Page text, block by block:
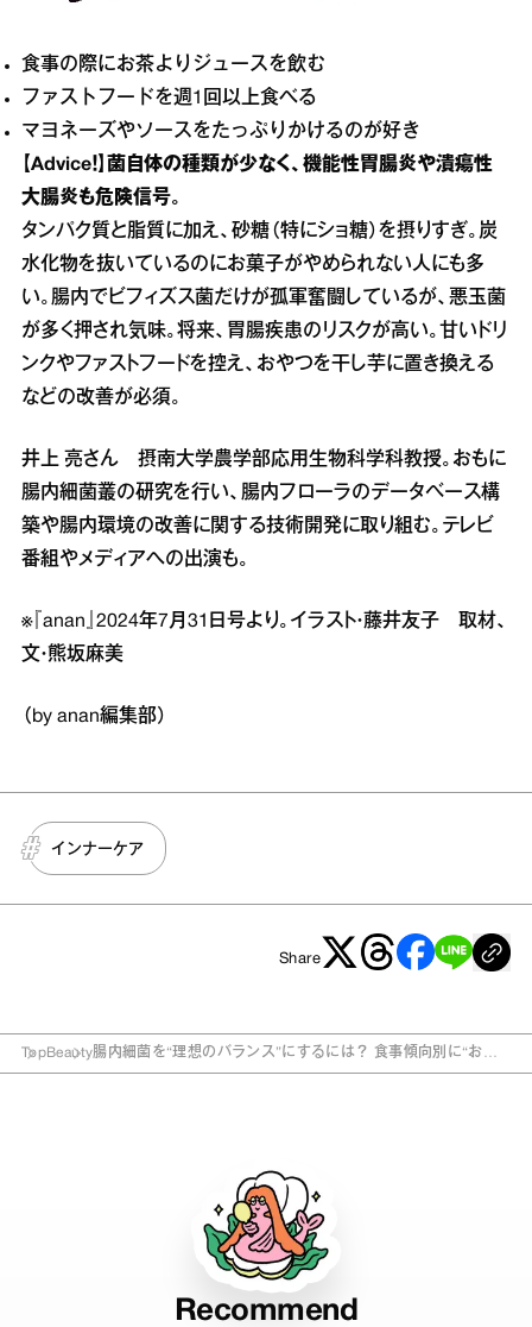
食事の際にお茶よりジュースを飲む
ファストフードを週1回以上食べる
マヨネーズやソースをたっぷりかけるのが好き
【Advice！】菌自体の種類が少なく、機能性胃腸炎や潰瘍性
大腸炎も危険信号。
タンパク質と脂質に加え、砂糖（特にショ糖）を摂りすぎ。炭
水化物を抜いているのにお菓子がやめられない人にも多
い。腸内でビフィズス菌だけが孤軍奮闘しているが、悪玉菌
が多く押され気味。将来、胃腸疾患のリスクが高い。甘いドリ
ンクやファストフードを控え、おやつを干し芋に置き換える
などの改善が必須。
井上 亮さん 摂南大学農学部応用生物科学科教授。おもに
腸内細菌叢の研究を行い、腸内フローラのデータベース構
築や腸内環境の改善に関する技術開発に取り組む。テレビ
番組やメディアへの出演も。
※『anan』2024年7月31日号より。イラスト・藤井友子 取材、
文・熊坂麻美
（by anan編集部）
インナーケア
Share
TopBeauty腸内細菌を“理想のバランス”にするには？ 食事傾向別に“おな
Recommend